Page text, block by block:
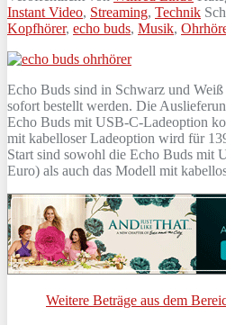
Instant Video, Streaming, Technik
Kopfhörer, echo buds, Musik,
Echo Buds sind in Schwarz und
sofort bestellt werden. Die
Echo Buds mit USB-C-Ladeoption
mit kabelloser Ladeoption wird für
Start sind sowohl die Echo Buds mit
Euro) als auch das Modell mit
Weitere Beträge aus dem